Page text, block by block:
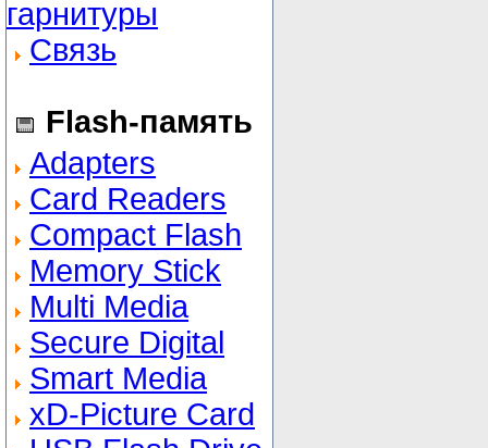
гарнитуры
Связь
Flash-память
Adapters
Card Readers
Compact Flash
Memory Stick
Multi Media
Secure Digital
Smart Media
xD-Picture Card